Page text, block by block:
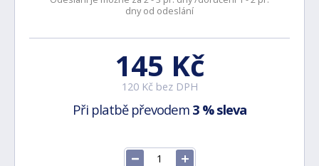
dny od odeslání
145 Kč
120 Kč bez DPH
Při platbě převodem 3 % sleva